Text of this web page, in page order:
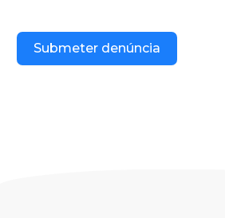
Submeter denúncia